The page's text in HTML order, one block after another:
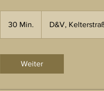
30 Min. D&V,
Weiter